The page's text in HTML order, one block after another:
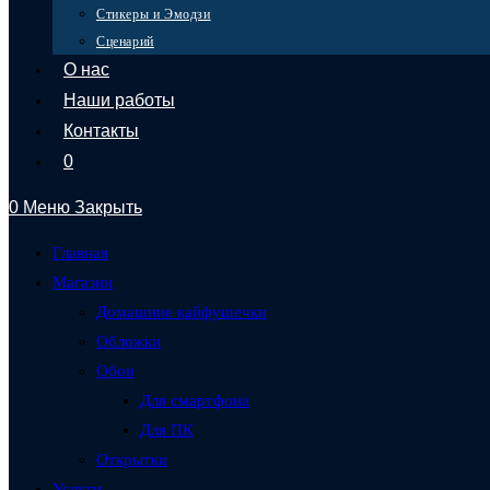
Стикеры и Эмодзи
Сценарий
О нас
Наши работы
Контакты
0
0 Меню Закрыть
Главная
Магазин
Домашние кайфушечки
Обложки
Обои
Для смартфона
Для ПК
Открытки
Создано SKR-PRO
Скачать приложение